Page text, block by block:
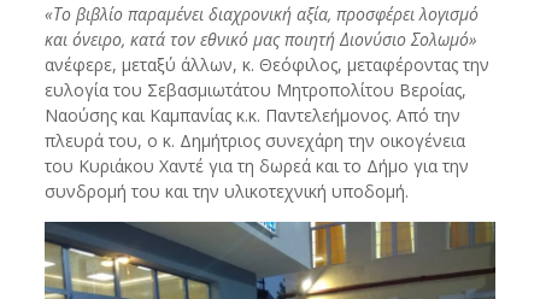
«Το βιβλίο παραμένει διαχρονική αξία, προσφέρει λογισμό
και όνειρο, κατά τον εθνικό μας ποιητή Διονύσιο Σολωμό»
ανέφερε, μεταξύ άλλων, κ. Θεόφιλος, μεταφέροντας την
ευλογία του Σεβασμιωτάτου Μητροπολίτου Βεροίας,
Ναούσης και Καμπανίας κ.κ. Παντελεήμονος. Από την
πλευρά του, ο κ. Δημήτριος συνεχάρη την οικογένεια
του Κυριάκου Χαντέ για τη δωρεά και το Δήμο για την
συνδρομή του και την υλικοτεχνική υποδομή.